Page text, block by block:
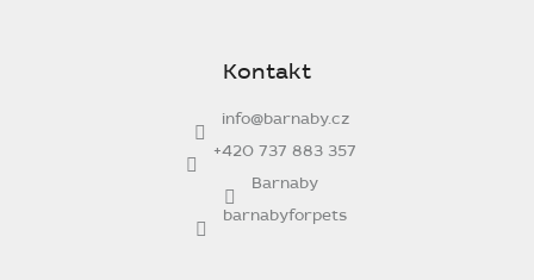
Kontakt
info@barnaby.cz
+420 737 883 357
Barnaby
barnabyforpets